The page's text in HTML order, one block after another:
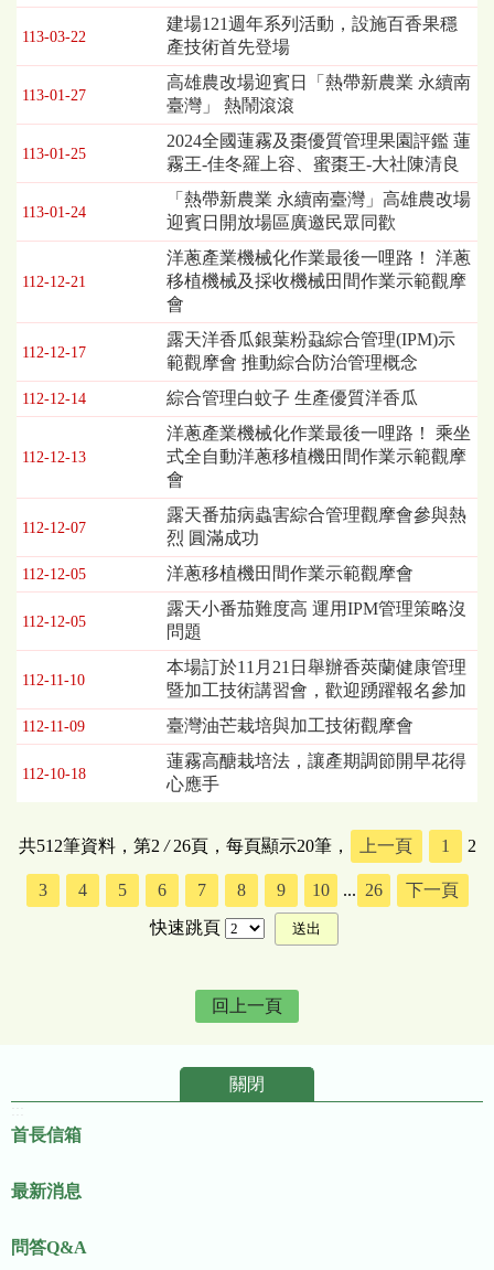
期、
標
113-03-22
建場121週年系列活動，設施百香果穩
產技術首先登場
113-01-27
高雄農改場迎賓日「熱帶新農業 永續南
臺灣」 熱鬧滾滾
113-01-25
2024全國蓮霧及棗優質管理果園評鑑 蓮
霧王-佳冬羅上容、蜜棗王-大社陳清良
113-01-24
「熱帶新農業 永續南臺灣」高雄農改場
迎賓日開放場區廣邀民眾同歡
112-12-21
洋蔥產業機械化作業最後一哩路！ 洋蔥
移植機械及採收機械田間作業示範觀摩
會
112-12-17
露天洋香瓜銀葉粉蝨綜合管理(IPM)示
範觀摩會 推動綜合防治管理概念
112-12-14 綜合管理白蚊子 生產優質洋香瓜
112-12-13
洋蔥產業機械化作業最後一哩路！ 乘坐
式全自動洋蔥移植機田間作業示範觀摩
會
112-12-07
露天番茄病蟲害綜合管理觀摩會參與熱
烈 圓滿成功
112-12-05 洋蔥移植機田間作業示範觀摩會
112-12-05
露天小番茄難度高 運用IPM管理策略沒
問題
112-11-10
本場訂於11月21日舉辦香莢蘭健康管理
暨加工技術講習會，歡迎踴躍報名參加
112-11-09 臺灣油芒栽培與加工技術觀摩會
112-10-18
蓮霧高醣栽培法，讓產期調節開早花得
心應手
共512筆資料，第2 /26頁，每頁顯示20筆， 上一頁 1 2
3 4 5 6 7 8 9 10 ... 26
下一頁
快速跳頁
回上一頁
關閉
首長信箱
最新消息
問答Q&A